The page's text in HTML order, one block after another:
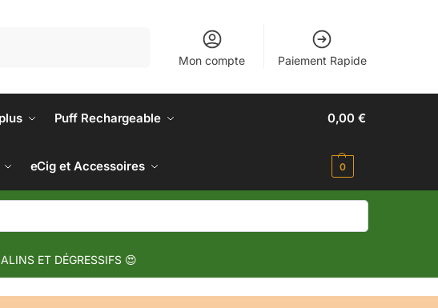
Mon compte Paiement Rapide
Puff Rechargeable
eCig et Accessoires
0,00€
0
ET DÉGRESSIFS 😍